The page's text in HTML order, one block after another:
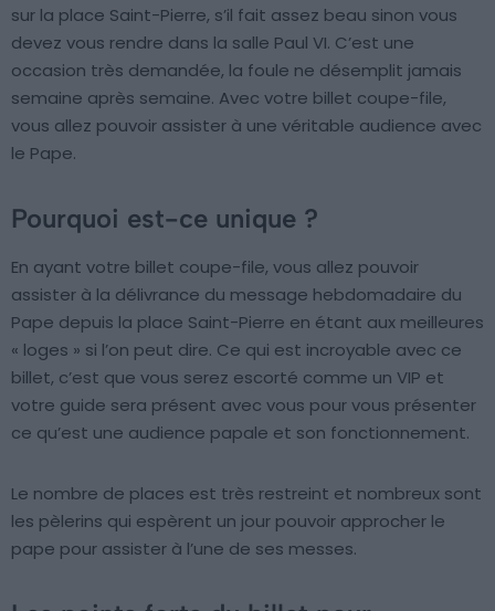
sur la place Saint-Pierre, s’il fait assez beau sinon vous
devez vous rendre dans la salle Paul VI. C’est une
occasion très demandée, la foule ne désemplit jamais
semaine après semaine. Avec votre billet coupe-file,
vous allez pouvoir assister à une véritable audience avec
le Pape.
Pourquoi est-ce unique ?
En ayant votre billet coupe-file, vous allez pouvoir
assister à la délivrance du message hebdomadaire du
Pape depuis la place Saint-Pierre en étant aux meilleures
« loges » si l’on peut dire. Ce qui est incroyable avec ce
billet, c’est que vous serez escorté comme un VIP et
votre guide sera présent avec vous pour vous présenter
ce qu’est une audience papale et son fonctionnement.
Le nombre de places est très restreint et nombreux sont
les pèlerins qui espèrent un jour pouvoir approcher le
pape pour assister à l’une de ses messes.